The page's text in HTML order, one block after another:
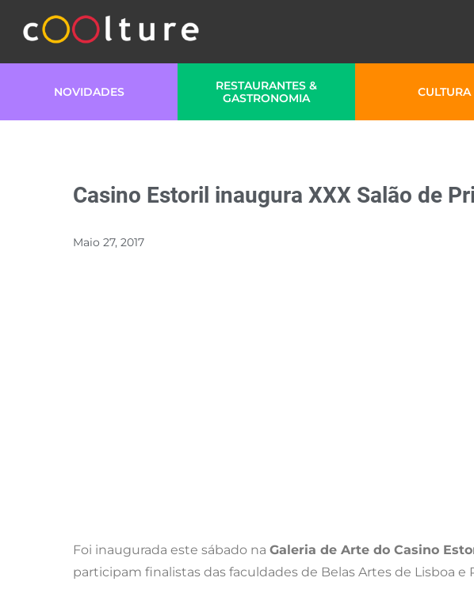
NOVIDADES
RESTAURANTES &
GASTRONOMIA
CULTURA
Casino Estoril inaugura XXX Salão de
Maio 27, 2017
Foi inaugurada este sábado na Galeria de Arte do Casino
participam finalistas das faculdades de Belas Artes de Lisboa e